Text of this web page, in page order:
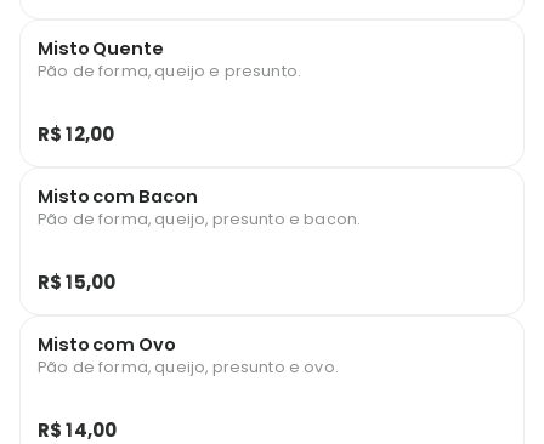
Misto Quente
Pão de forma, queijo e presunto.
R$ 12,00
Misto com Bacon
Pão de forma, queijo, presunto e bacon.
R$ 15,00
Misto com Ovo
Pão de forma, queijo, presunto e ovo.
R$ 14,00